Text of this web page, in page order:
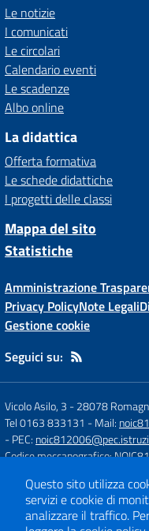
Le notizie
I comunicati
Le circolari
Calendario eventi
Le scadenze
Albo online
La didattica
Offerta formativa
Le schede didattiche
I progetti delle classi
Mappa del sito
Statistiche
Amministrazione
Privacy PolicyNote Legali
Gestione cookie
Seguici su:
Vicolo Asilo, 3 -28078
Tel 0163 833131 - Mail:
- PEC:
Codice meccanografico:
Questo sito utilizza
servizi e cookie di
analizzare il traffico.